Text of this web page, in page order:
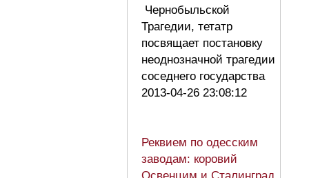
Чернобыльской
Трагедии, тетатр
посвящает постановку
неоднозначной трагедии
соседнего государства
2013-04-26 23:08:12
Реквием по одесским
заводам: коровий